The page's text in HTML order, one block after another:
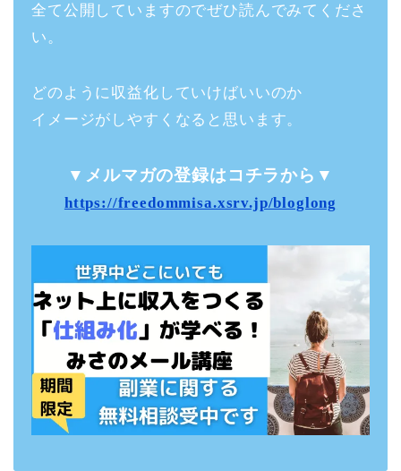
全て公開していますのでぜひ読んでみてくださ
い。
どのように収益化していけばいいのか
イメージがしやすくなると思います。
▼メルマガの登録はコチラから▼
https://freedommisa.xsrv.jp/bloglong